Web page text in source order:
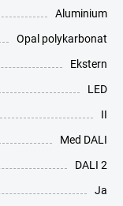
Aluminium
Opal polykarbonat
Ekstern
LED
II
Med DALI
DALI 2
Ja